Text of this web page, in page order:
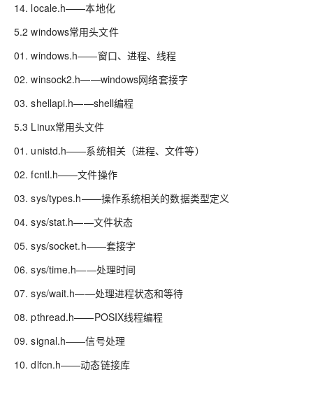
14. locale.h——本地化
5.2 windows常用头文件
01. windows.h——窗口、进程、线程
02. winsock2.h——windows网络套接字
03. shellapi.h——shell编程
5.3 Linux常用头文件
01. unistd.h——系统相关（进程、文件等）
02. fcntl.h——文件操作
03. sys/types.h——操作系统相关的数据类型定义
04. sys/stat.h——文件状态
05. sys/socket.h——套接字
06. sys/time.h——处理时间
07. sys/wait.h——处理进程状态和等待
08. pthread.h——POSIX线程编程
09. signal.h——信号处理
10. dlfcn.h——动态链接库